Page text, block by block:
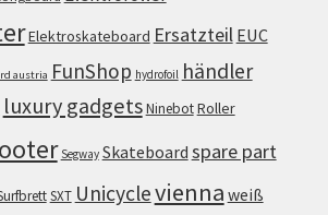
Elektroskateboard Ersatzteil EUC
austria FunShop hydrofoil händler
luxury gadgetsNinebotRoller
Segway Skateboard spare part
SXT Unicyclevienna weiß